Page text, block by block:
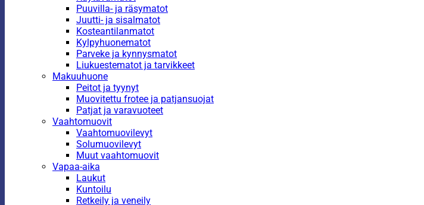
Puuvilla- ja räsymatot
Juutti- ja sisalmatot
Kosteantilanmatot
Kylpyhuonematot
Parveke ja kynnysmatot
Liukuestematot ja tarvikkeet
Makuuhuone
Peitot ja tyynyt
Muovitettu frotee ja patjansuojat
Patjat ja varavuoteet
Vaahtomuovit
Vaahtomuovilevyt
Solumuovilevyt
Muut vaahtomuovit
Vapaa-aika
Laukut
Kuntoilu
Retkeily ja veneily